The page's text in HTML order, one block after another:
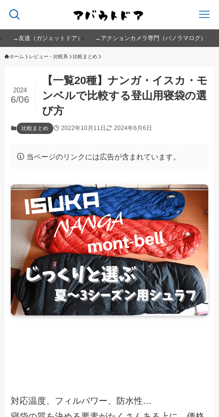
→友達（ガジェットドア） →アクションカメラ専門（パノラマログ）
ホーム レビュー・比較系 比較まとめ
【一覧20種】ナンガ・イスカ・モ
ンベルで比較する登山用寝袋の選
び方
2024
6/06
比較まとめ 2022年10月11日 2024年6月6日
当ページのリンクには広告が含まれています。
対応温度、フィルパワー、防水性…